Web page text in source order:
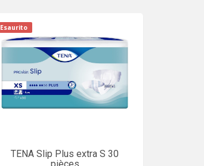
Esaurito
TENA Slip Plus extra S 30
pièces